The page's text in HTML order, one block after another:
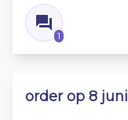
1
order op 8 juni